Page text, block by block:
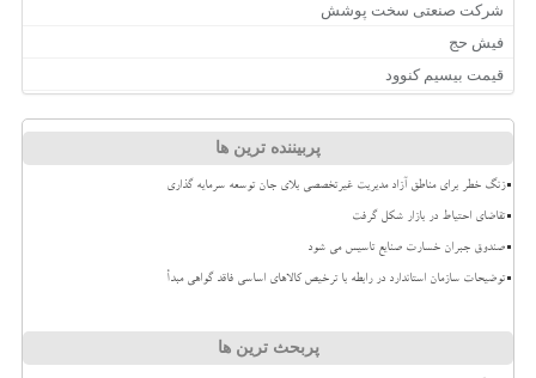
شرکت صنعتی سخت پوشش
فیش حج
قیمت بیسیم کنوود
پربیننده ترین ها
زنگ خطر برای مناطق آزاد مدیریت غیرتخصصی بلای جان توسعه سرمایه گذاری
تقاضای احتیاط در بازار شکل گرفت
صندوق جبران خسارت صنایع تاسیس می شود
توضیحات سازمان استاندارد در رابطه با ترخیص کالاهای اساسی فاقد گواهی مبدأ
پربحث ترین ها